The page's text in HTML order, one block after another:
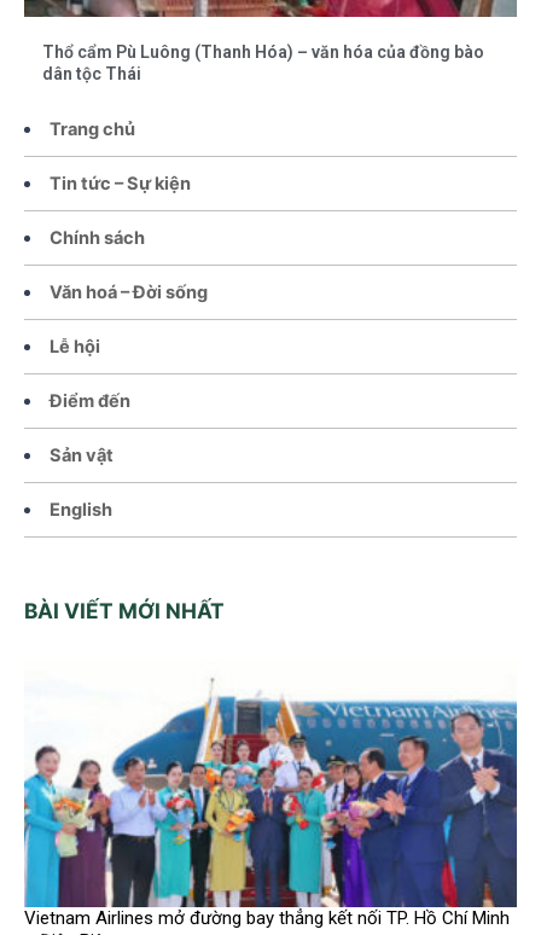
Trang chủ
Tin tức – Sự kiện
Chính sách
Văn hoá – Đời sống
Lễ hội
Điểm đến
Sản vật
English
BÀI VIẾT MỚI NHẤT
Vietnam Airlines mở đường bay thẳng kết nối TP. Hồ Chí Minh
Thổ cẩm Pù Luông (Thanh Hóa) – văn hóa của đồng bào
dân tộc Thái